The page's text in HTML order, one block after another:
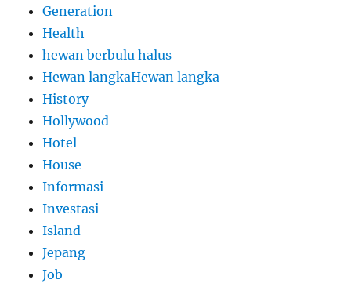
Generation
Health
hewan berbulu halus
Hewan langkaHewan langka
History
Hollywood
Hotel
House
Informasi
Investasi
Island
Jepang
Job